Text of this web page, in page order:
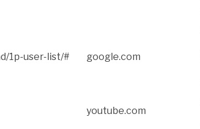
1p-user-list/# google.com
youtube.com